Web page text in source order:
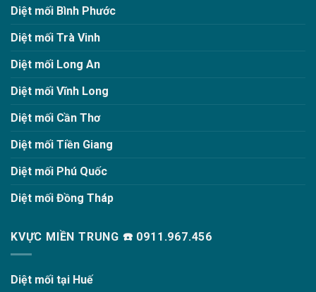
Diệt mối Bình Phước
Diệt mối Trà Vinh
Diệt mối Long An
Diệt mối Vĩnh Long
Diệt mối Cần Thơ
Diệt mối Tiền Giang
Diệt mối Phú Quốc
Diệt mối Đồng Tháp
KVỰC MIỀN TRUNG ☎️ 0911.967.456
Diệt mối tại Huế